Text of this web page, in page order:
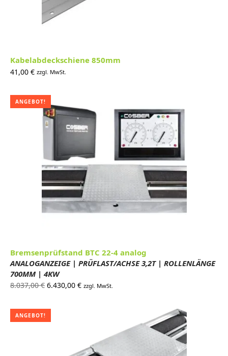
Kabelabdeckschiene 850mm
41,00 € zzgl. MwSt.
ANGEBOT!
Bremsenprüfstand BTC 22-4 analog
ANALOGANZEIGE | PRÜFLAST/ACHSE 3,2T | ROLLENLÄNGE
700MM | 4KW
8.037,00€ Ursprünglicher
8.037,00 €
6.430,00 €Aktueller
zzgl. MwSt.
ANGEBOT!